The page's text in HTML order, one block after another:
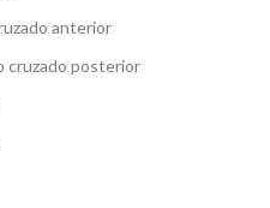
anterior
cruzado posterior